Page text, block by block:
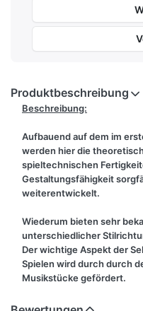
Produktbeschreibung
Beschreibung:
Aufbauend auf dem im
werden hier die
spieltechnischen
Gestaltungsfähigkeit
weiterentwickelt.
Wiederum bieten sehr
unterschiedlicher
Der wichtige Aspekt der
Spielen wird durch durch
Musikstücke gefördert.
Lernstoffes in kleinen